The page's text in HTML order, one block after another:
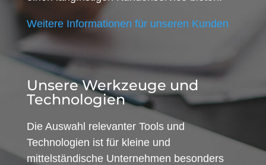
Weitere Informationen für unseren Kunden
Unsere Werkzeuge und
Technologien
Die Auswahl relevanter Tools und
Technologien ist für kleine und
mittelständische Unternehmen besonders